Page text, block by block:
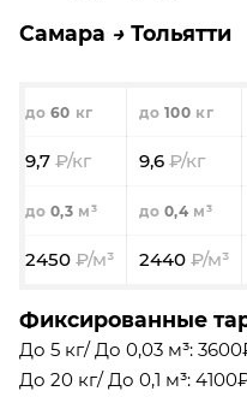
Самара Тольятти
60 100
9,7 9,6
0,3 0,4
2450 2440
Фиксированные
До 5 кг/ До 0,03 м³:
До 20 кг/ До 0,1 м³: